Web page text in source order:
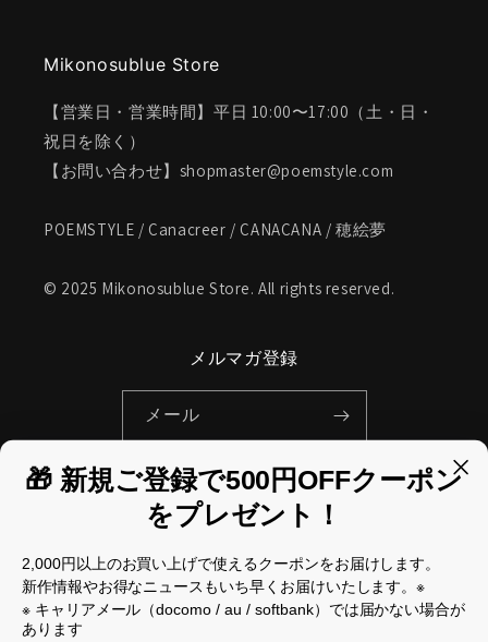
Mikonosublue Store
【営業日・営業時間】平日 10:00〜17:00（土・日・
祝日を除く）
【お問い合わせ】shopmaster@poemstyle.com
POEMSTYLE / Canacreer / CANACANA / 穂絵夢
© 2025 Mikonosublue Store. All rights reserved.
メルマガ登録
メール
FacebookInstagramPinterest
国/地域
日本 | JPY ¥
🎁 新規ご登録で500円OFFクーポン
をプレゼント！
2,000円以上のお買い上げで使えるクーポンをお届けします。
新作情報やお得なニュースもいち早くお届けいたします。※
※ キャリアメール（docomo / au / softbank）では届かない場合が
あります